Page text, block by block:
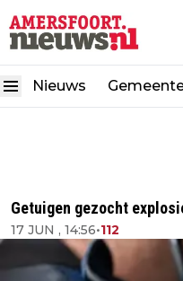
Nieuws
Getuigen gezocht
17 JUN , 14:56•112